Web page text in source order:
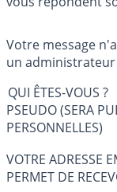
Votre message
un
QUI ÊTES-VOUS ?
PSEUDO (SERA
PERSONNELLES)
VOTRE ADRESSE
PERMET DE